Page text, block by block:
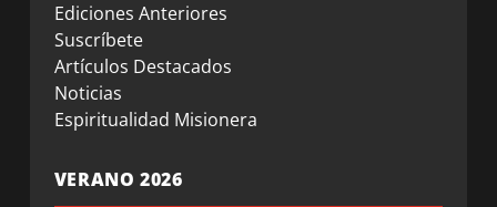
Ediciones Anteriores
Suscríbete
Artículos Destacados
Noticias
Espiritualidad Misionera
VERANO 2026